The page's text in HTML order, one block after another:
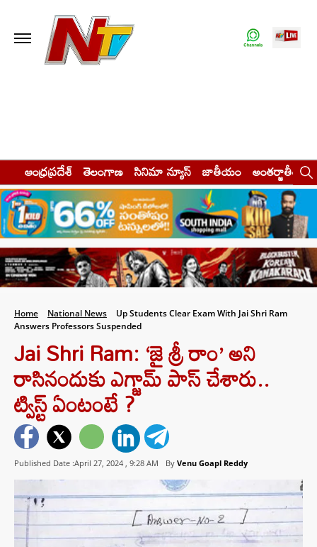
ఆంధ్రప్రదేశ్ తెలంగాణ సినిమా న్యూస్ జాతీయం అంతర్జాతీయం
Home National News
Up Students Clear Exam With Jai Shri Ram
Answers Professors Suspended
Jai Shri Ram: ‘జై శ్రీ రాం’ అని
రాసినందుకు ఎగ్జామ్ పాస్ చేశారు..
ట్విస్ట్ ఏంటంటే ?
Published Date :April 27, 2024 , 9:28 AM By Venu Goapl Reddy